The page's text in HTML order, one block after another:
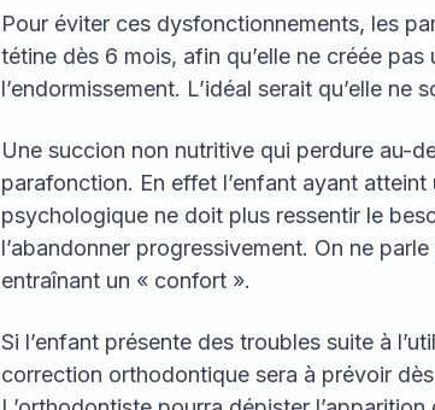
Pour éviter ces dysfonctionnements, les
tétine dès 6 mois, afin qu’elle ne créée
l’endormissement. L’idéal serait qu’elle ne
Une succion non nutritive qui perdure au-
parafonction. En effet l’enfant ayant
psychologique ne doit plus ressentir le
l’abandonner progressivement. On ne
entraînant un « confort ».
Si l’enfant présente des troubles suite à
correction orthodontique sera à prévoir